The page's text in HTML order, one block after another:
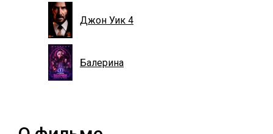
Джон Уик 4
Балерина